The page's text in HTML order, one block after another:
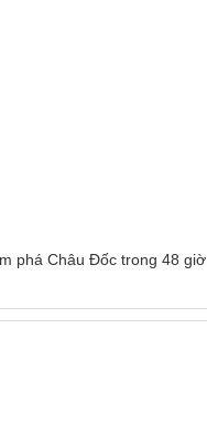
phá Châu Đốc trong 48 giờ